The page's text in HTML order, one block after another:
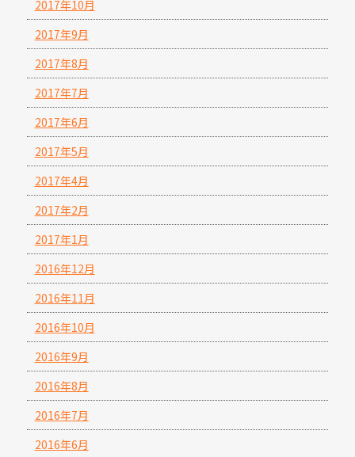
2017年10月
2017年9月
2017年8月
2017年7月
2017年6月
2017年5月
2017年4月
2017年2月
2017年1月
2016年12月
2016年11月
2016年10月
2016年9月
2016年8月
2016年7月
2016年6月